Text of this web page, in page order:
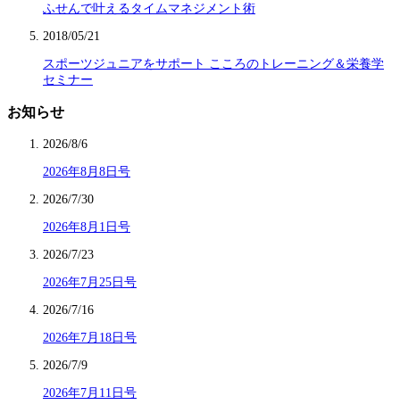
ふせんで叶えるタイムマネジメント術
2018/05/21
スポーツジュニアをサポート こころのトレーニング＆栄養学
セミナー
お知らせ
2026/8/6
2026年8月8日号
2026/7/30
2026年8月1日号
2026/7/23
2026年7月25日号
2026/7/16
2026年7月18日号
2026/7/9
2026年7月11日号